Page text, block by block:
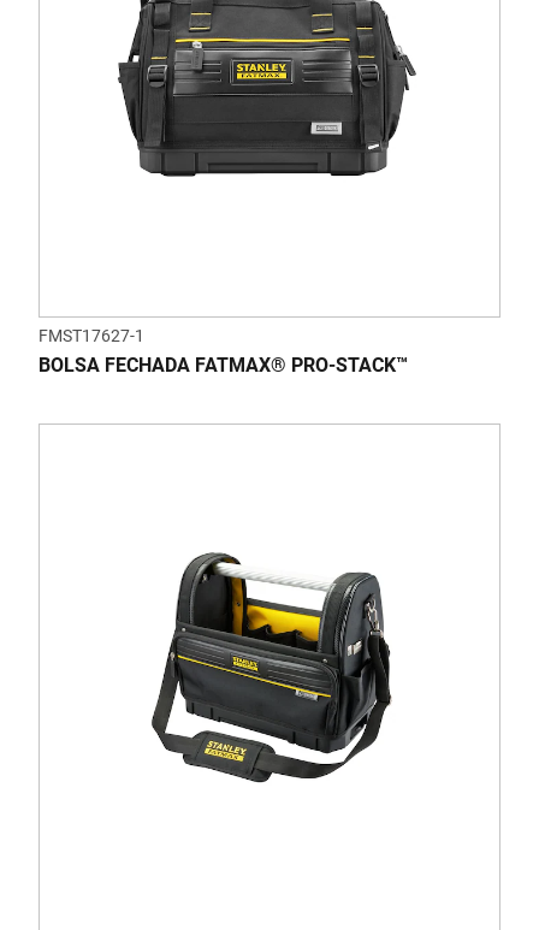
FMST17627-1
BOLSA FECHADA FATMAX® PRO-STACK™